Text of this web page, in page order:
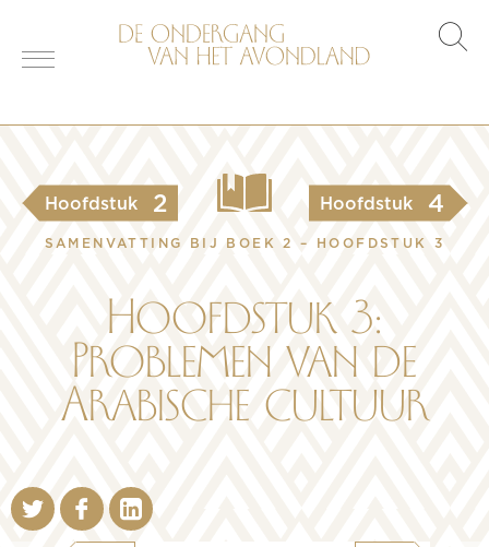
Hoofdstuk 2 Hoofdstuk 4
SAMENVATTING BIJ BOEK 2 – HOOFDSTUK 3
Hoofdstuk 3:
Problemen van de
Arabische cultuur